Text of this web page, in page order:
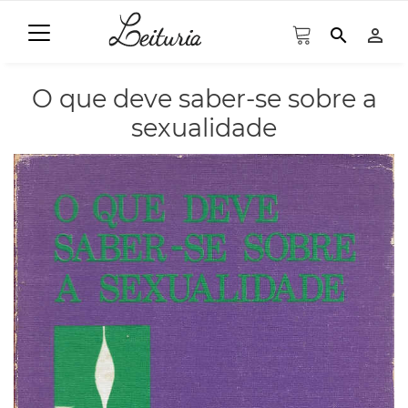
search person_outline
O que deve saber-se sobre a
sexualidade